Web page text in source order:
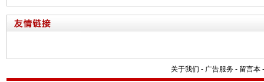
关于我们 - 广告服务 - 留言本